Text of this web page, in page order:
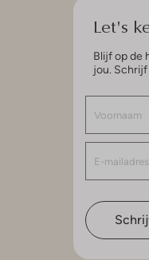
Let's
Blijf op de
jou. Schrijf